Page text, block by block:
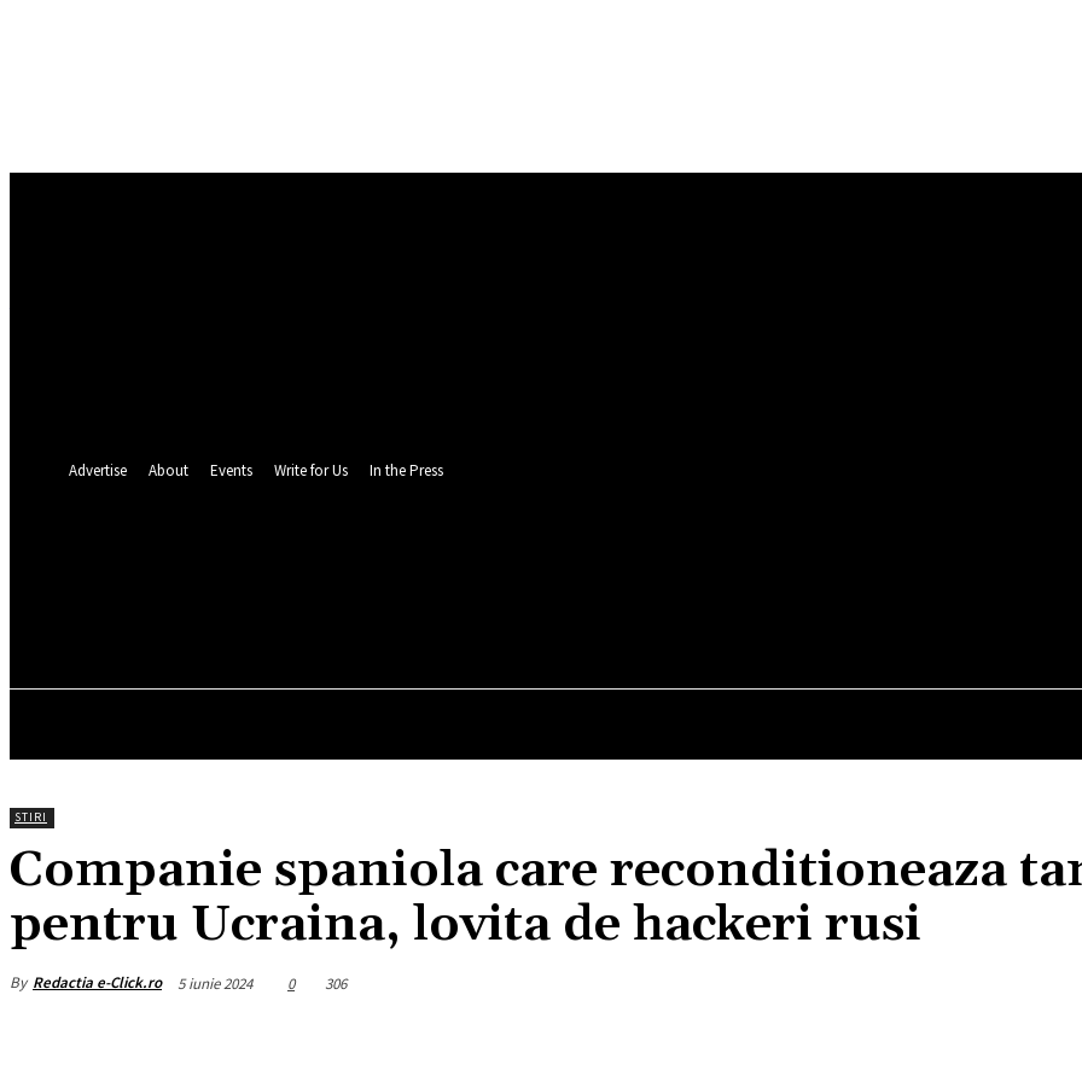
Advertise About Events Write for Us In the Press
STIRI
Companie spaniola care reconditioneaza
pentru Ucraina, lovita de hackeri rusi
By Redactia e-Click.ro 5 iunie 2024 0 306